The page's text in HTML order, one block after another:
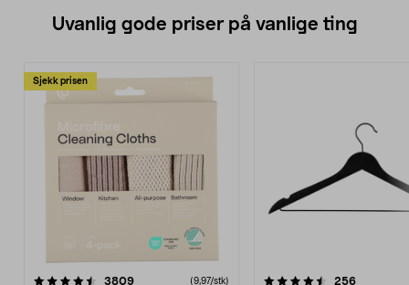
Uvanlig gode priser på vanlige ting
Sjekk prisen
3809anmeldelser(9,97/stk)
4.5av 5 stjerner 256
4.5av 5 stjerner